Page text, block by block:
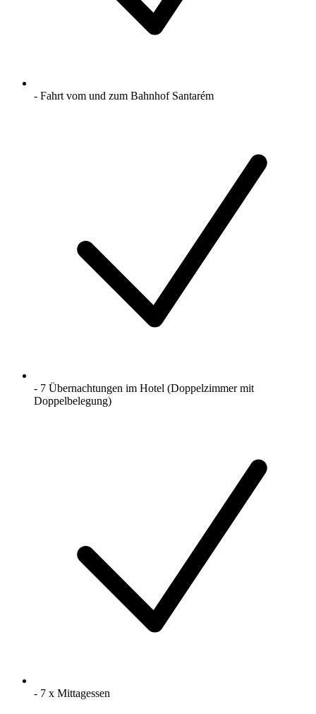
- Fahrt vom und zum Bahnhof Santarém
- 7 Übernachtungen im Hotel (Doppelzimmer mit
Doppelbelegung)
- 7 x Mittagessen